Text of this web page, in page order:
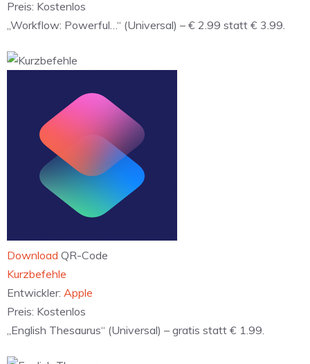
Preis: Kostenlos
„Workflow: Powerful…“ (Universal) – € 2.99 statt € 3.99.
Download QR-Code
‎Kurzbefehle
Entwickler: Apple
Preis: Kostenlos
„English Thesaurus“ (Universal) – gratis statt € 1.99.